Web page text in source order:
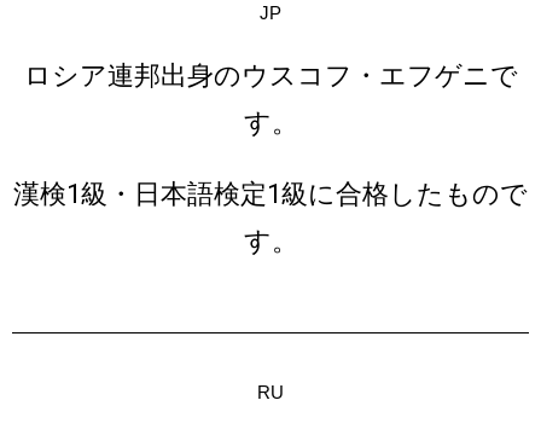
JP
ロシア連邦出身のウスコフ・エフゲニで
す。
漢検1級・日本語検定1級に合格したもので
す。
RU